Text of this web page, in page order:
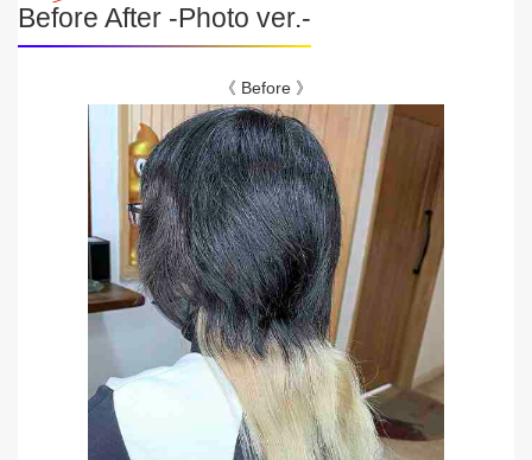
Before After -Photo ver.-
《 Before 》